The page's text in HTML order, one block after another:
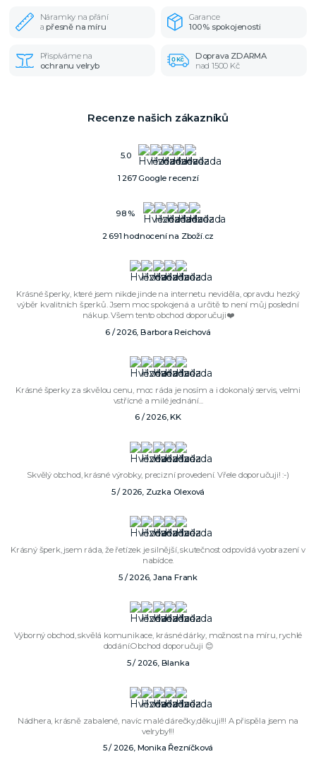
Náramky na přání
apřesně na míru
Garance
100% spokojenosti
Přispíváme na
ochranu velryb
Doprava ZDARMA
nad 1500 Kč
Recenze našich zákazníků
5.0
1 267 Google recenzí
98 %
2 691 hodnocení na Zboží.cz
Krásné šperky, které jsem nikde jinde na internetu neviděla, opravdu hezký
výběr kvalitních šperků. Jsem moc spokojená a určitě to není můj poslední
nákup. Všem tento obchod doporučuji❤️
6 / 2026, Barbora Reichová
Krásné šperky za skvělou cenu, moc ráda je nosím a i dokonalý servis, velmi
vstřícné a milé jednání...
6 / 2026, KK
Skvělý obchod, krásné výrobky, precizní provedení. Vřele doporučuji! :-)
5 / 2026, Zuzka Olexová
Krásný šperk, jsem ráda, že řetízek je silnější, skutečnost odpovídá vyobrazení v
nabídce.
5 / 2026, Jana Frank
Výborný obchod, skvělá komunikace, krásné dárky, možnost na míru, rychlé
dodání.Obchod doporučuji 😊
5 / 2026, Blanka
Nádhera, krásně zabalené, navíc malé dárečky,děkuji!!! A přispěla jsem na
velryby!!!
5 / 2026, Monika Řezníčková